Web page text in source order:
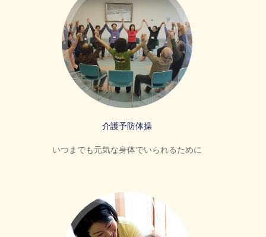
介護予防体操
いつまでも元気な身体でいられるために